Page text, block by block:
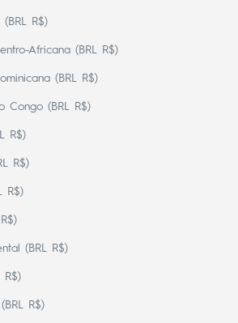
(BRL R$)
Africana (BRL R$)
(BRL R$)
Congo (BRL R$)
R$)
R$)
R$)
(BRL R$)
R$)
R$)